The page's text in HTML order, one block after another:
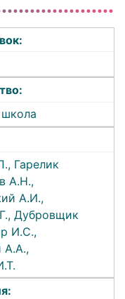
Гарелик
А.Н.,
А.И.,
Дубровщик
И.С.,
А.А.,